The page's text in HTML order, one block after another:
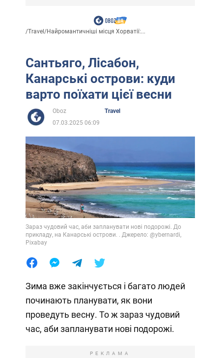
/Travel/Найромантичніші місця Хорватії:...
Сантьяго, Лісабон,
Канарські острови: куди
варто поїхати цієї весни
Oboz
Travel
07.03.2025 06:09
Зараз чудовий час, аби запланувати нові подорожі. До
прикладу, на Канарські острови. . Джерело: @ybernardi,
Pixabay
Зима вже закінчується і багато людей
починають планувати, як вони
проведуть весну. То ж зараз чудовий
час, аби запланувати нові подорожі.
РЕКЛАМА